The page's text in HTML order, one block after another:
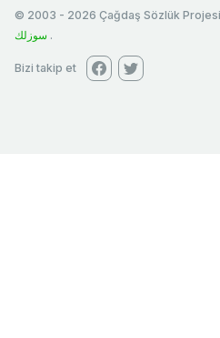
© 2003 - 2026 Çağdaş Sözlük
سوزلك .
Bizi takip et